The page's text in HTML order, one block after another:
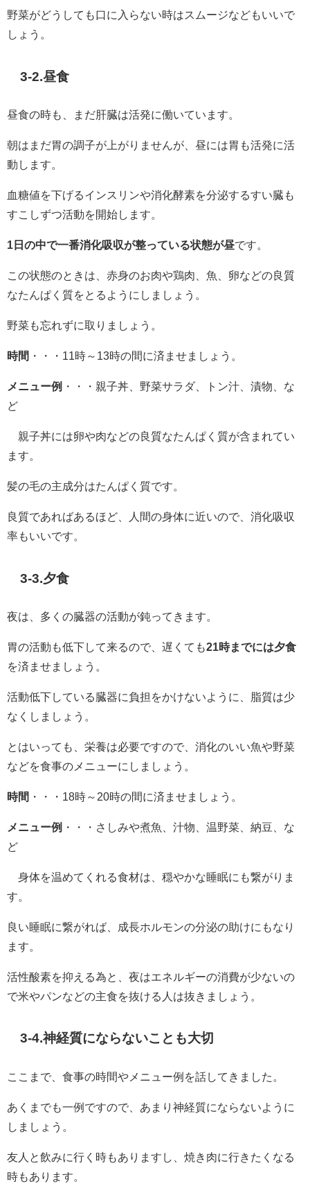
野菜がどうしても口に入らない時はスムージなどもいいで
しょう。
3-2.昼食
昼食の時も、まだ肝臓は活発に働いています。
朝はまだ胃の調子が上がりませんが、昼には胃も活発に活
動します。
血糖値を下げるインスリンや消化酵素を分泌するすい臓も
すこしずつ活動を開始します。
1日の中で一番消化吸収が整っている状態が昼です。
この状態のときは、赤身のお肉や鶏肉、魚、卵などの良質
なたんぱく質をとるようにしましょう。
野菜も忘れずに取りましょう。
時間 ・・・11時～13時の間に済ませましょう。
メニュー例
・・・親子丼、野菜サラダ、トン汁、漬物、な
ど
親子丼には卵や肉などの良質なたんぱく質が含まれてい
ます。
髪の毛の主成分はたんぱく質です。
良質であればあるほど、人間の身体に近いので、消化吸収
率もいいです。
3-3.夕食
夜は、多くの臓器の活動が鈍ってきます。
胃の活動も低下して来るので、遅くても21時までには夕食
を済ませましょう。
活動低下している臓器に負担をかけないように、脂質は少
なくしましょう。
とはいっても、栄養は必要ですので、消化のいい魚や野菜
などを食事のメニューにしましょう。
時間 ・・・18時～20時の間に済ませましょう。
メニュー例
・・・さしみや煮魚、汁物、温野菜、納豆、な
ど
身体を温めてくれる食材は、穏やかな睡眠にも繋がりま
す。
良い睡眠に繋がれば、成長ホルモンの分泌の助けにもなり
ます。
活性酸素を抑える為と、夜はエネルギーの消費が少ないの
で米やパンなどの主食を抜ける人は抜きましょう。
3-4.神経質にならないことも大切
ここまで、食事の時間やメニュー例を話してきました。
あくまでも一例ですので、あまり神経質にならないように
しましょう。
友人と飲みに行く時もありますし、焼き肉に行きたくなる
時もあります。